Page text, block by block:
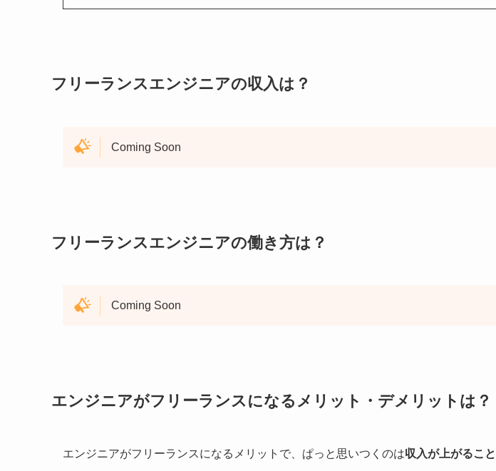
フリーランスエンジニアの収入は？
Coming Soon
フリーランスエンジニアの働き方は？
Coming Soon
エンジニアがフリーランスになるメリット・デメリットは？
エンジニアがフリーランスになるメリットで、ぱっと思いつくのは収入が上がること